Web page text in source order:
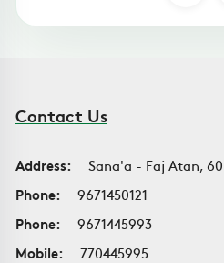
Contact Us
Address:
Sana'a - Faj Atan,
Phone:
9671450121
Phone:
9671445993
Mobile:
770445995